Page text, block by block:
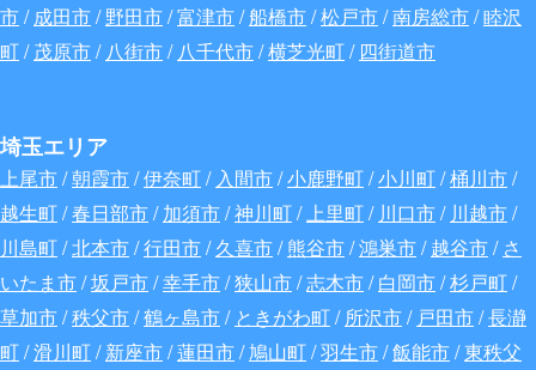
市/成田市/野田市/富津市/船橋市/松戸市/南房総市/睦沢
町/茂原市/ 八街市/ 八千代市/横芝光町/ 四街道市
埼玉エリア
上尾市/朝霞市/伊奈町/ 入間市/小鹿野町/小川町/桶川市/
越生町/春日部市/加須市/神川町/上里町/ 川口市/ 川越市/
川島町/北本市/行田市/久喜市/熊谷市/鴻巣市/越谷市/ さ
いたま市/坂戸市/幸手市/狭山市/志木市/白岡市/杉戸町/
草加市/秩父市/鶴ヶ島市/ ときがわ町/所沢市/ 戸田市/長瀞
町/滑川町/新座市/蓮田市/鳩山町/羽生市/飯能市/東秩父